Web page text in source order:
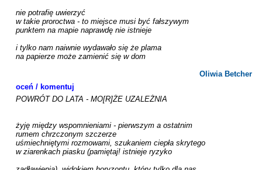
nie potrafię uwierzyć
w takie proroctwa - to miejsce musi być fałszywym
punktem na mapie naprawdę nie istnieje
i tylko nam naiwnie wydawało się że plama
na papierze może zamienić się w dom
Oliwia Betcher
oceń / komentuj
POWRÓT DO LATA - MO[R]ŻE UZALEŻNIA
żyję między wspomnieniami - pierwszym a ostatnim
rumem chrzczonym szczerze
uśmiechniętymi rozmowami, szukaniem ciepła skrytego
w ziarenkach piasku (pamiętaj! istnieje ryzyko